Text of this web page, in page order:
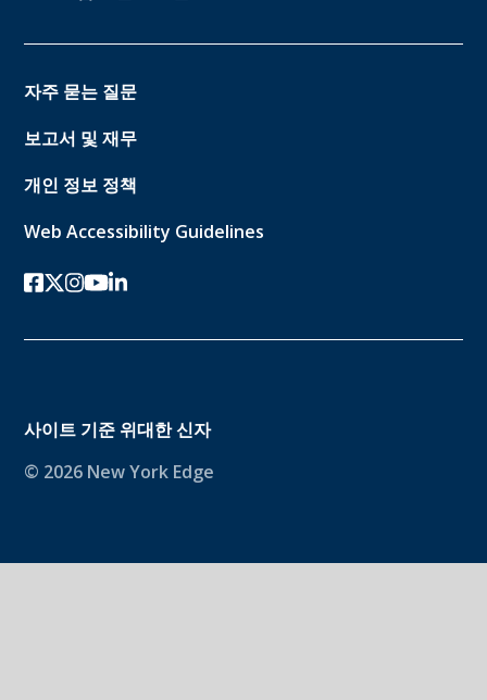
자주 묻는 질문
보고서 및 재무
개인 정보 정책
Web Accessibility Guidelines
페이스북
트위터-x
인스 타 그램
유튜브링크드인
사이트 기준 위대한 신자
© 2026 New York Edge